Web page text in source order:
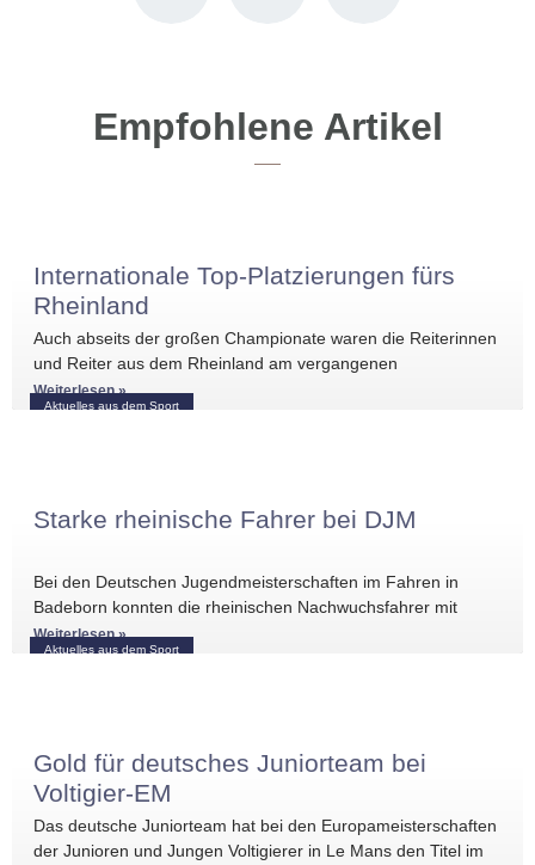
Empfohlene Artikel
Aktuelles aus dem Sport
Internationale Top-Platzierungen fürs
Rheinland
Auch abseits der großen Championate waren die Reiterinnen
und Reiter aus dem Rheinland am vergangenen
Wochenende international erfolgreich unterwegs. Bei
Weiterlesen »
Aktuelles aus dem Sport
Starke rheinische Fahrer bei DJM
Bei den Deutschen Jugendmeisterschaften im Fahren in
Badeborn konnten die rheinischen Nachwuchsfahrer mit
mehreren vorderen Platzierungen überzeugen. Frederik
Koitka erreichte
Weiterlesen »
Gold für deutsches Juniorteam bei
Voltigier-EM
Das deutsche Juniorteam hat bei den Europameisterschaften
der Junioren und Jungen Voltigierer in Le Mans den Titel im